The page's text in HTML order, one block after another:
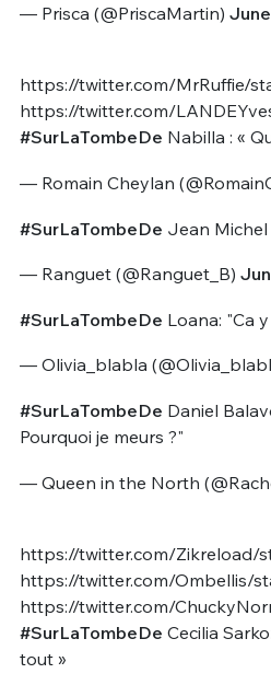
— Prisca (@PriscaMartin)
https://twitter.com/MrRuffie/
https://twitter.com/
#SurLaTombeDe Nabilla : «
— Romain Cheylan
#SurLaTombeDe Jean Michel
— Ranguet (@Ranguet_B)
#SurLaTombeDe Loana: "Ca
— Olivia_blabla
#SurLaTombeDe Daniel
Pourquoi je meurs ?"
— Queen in the North
https://twitter.com/Zikreload/
https://twitter.com/Ombellis/
https://twitter.com/
#SurLaTombeDe Cecilia
tout »